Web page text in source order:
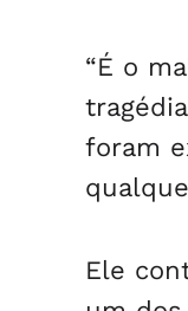
“É o
foram
Ele